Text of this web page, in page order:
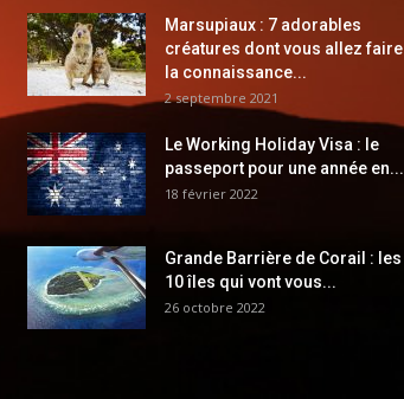
Marsupiaux : 7 adorables
créatures dont vous allez faire
la connaissance...
2 septembre 2021
Le Working Holiday Visa : le
passeport pour une année en...
18 février 2022
Grande Barrière de Corail : les
10 îles qui vont vous...
26 octobre 2022